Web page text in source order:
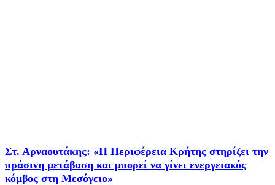
Στ. Αρναουτάκης: «Η Περιφέρεια Κρήτης στηρίζει την
πράσινη μετάβαση και μπορεί να γίνει ενεργειακός
κόμβος στη Μεσόγειο»